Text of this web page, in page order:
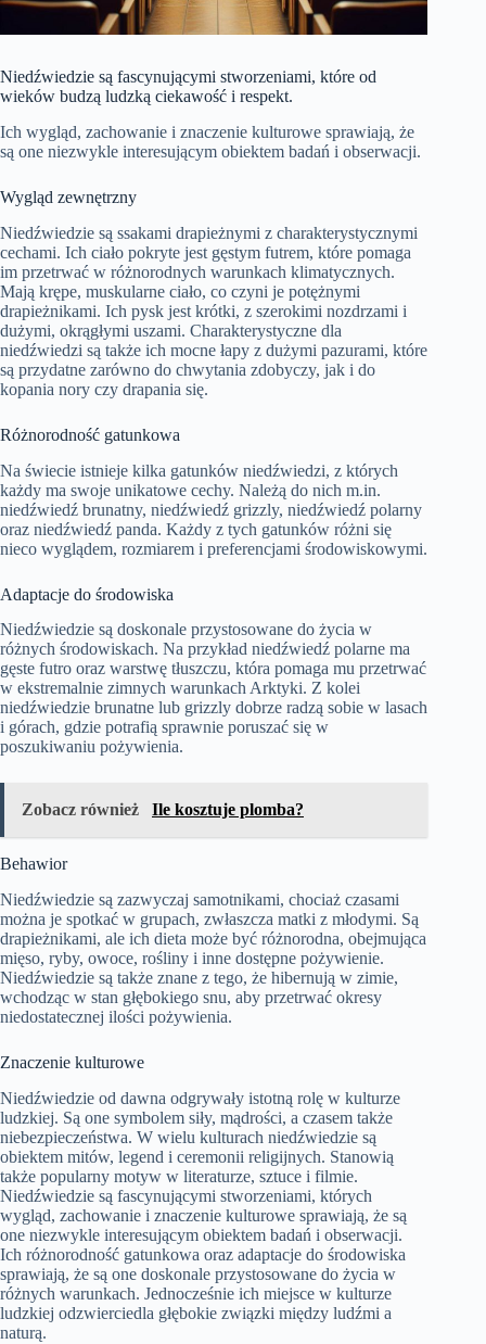
Niedźwiedzie są fascynującymi stworzeniami, które od
wieków budzą ludzką ciekawość i respekt.
Ich wygląd, zachowanie i znaczenie kulturowe sprawiają, że
są one niezwykle interesującym obiektem badań i obserwacji.
Wygląd zewnętrzny
Niedźwiedzie są ssakami drapieżnymi z charakterystycznymi
cechami. Ich ciało pokryte jest gęstym futrem, które pomaga
im przetrwać w różnorodnych warunkach klimatycznych.
Mają krępe, muskularne ciało, co czyni je potężnymi
drapieżnikami. Ich pysk jest krótki, z szerokimi nozdrzami i
dużymi, okrągłymi uszami. Charakterystyczne dla
niedźwiedzi są także ich mocne łapy z dużymi pazurami, które
są przydatne zarówno do chwytania zdobyczy, jak i do
kopania nory czy drapania się.
Różnorodność gatunkowa
Na świecie istnieje kilka gatunków niedźwiedzi, z których
każdy ma swoje unikatowe cechy. Należą do nich m.in.
niedźwiedź brunatny, niedźwiedź grizzly, niedźwiedź polarny
oraz niedźwiedź panda. Każdy z tych gatunków różni się
nieco wyglądem, rozmiarem i preferencjami środowiskowymi.
Adaptacje do środowiska
Niedźwiedzie są doskonale przystosowane do życia w
różnych środowiskach. Na przykład niedźwiedź polarne ma
gęste futro oraz warstwę tłuszczu, która pomaga mu przetrwać
w ekstremalnie zimnych warunkach Arktyki. Z kolei
niedźwiedzie brunatne lub grizzly dobrze radzą sobie w lasach
i górach, gdzie potrafią sprawnie poruszać się w
poszukiwaniu pożywienia.
Zobacz również Ile kosztuje plomba?
Behawior
Niedźwiedzie są zazwyczaj samotnikami, chociaż czasami
można je spotkać w grupach, zwłaszcza matki z młodymi. Są
drapieżnikami, ale ich dieta może być różnorodna, obejmująca
mięso, ryby, owoce, rośliny i inne dostępne pożywienie.
Niedźwiedzie są także znane z tego, że hibernują w zimie,
wchodząc w stan głębokiego snu, aby przetrwać okresy
niedostatecznej ilości pożywienia.
Znaczenie kulturowe
Niedźwiedzie od dawna odgrywały istotną rolę w kulturze
ludzkiej. Są one symbolem siły, mądrości, a czasem także
niebezpieczeństwa. W wielu kulturach niedźwiedzie są
obiektem mitów, legend i ceremonii religijnych. Stanowią
także popularny motyw w literaturze, sztuce i filmie.
Niedźwiedzie są fascynującymi stworzeniami, których
wygląd, zachowanie i znaczenie kulturowe sprawiają, że są
one niezwykle interesującym obiektem badań i obserwacji.
Ich różnorodność gatunkowa oraz adaptacje do środowiska
sprawiają, że są one doskonale przystosowane do życia w
różnych warunkach. Jednocześnie ich miejsce w kulturze
ludzkiej odzwierciedla głębokie związki między ludźmi a
naturą.